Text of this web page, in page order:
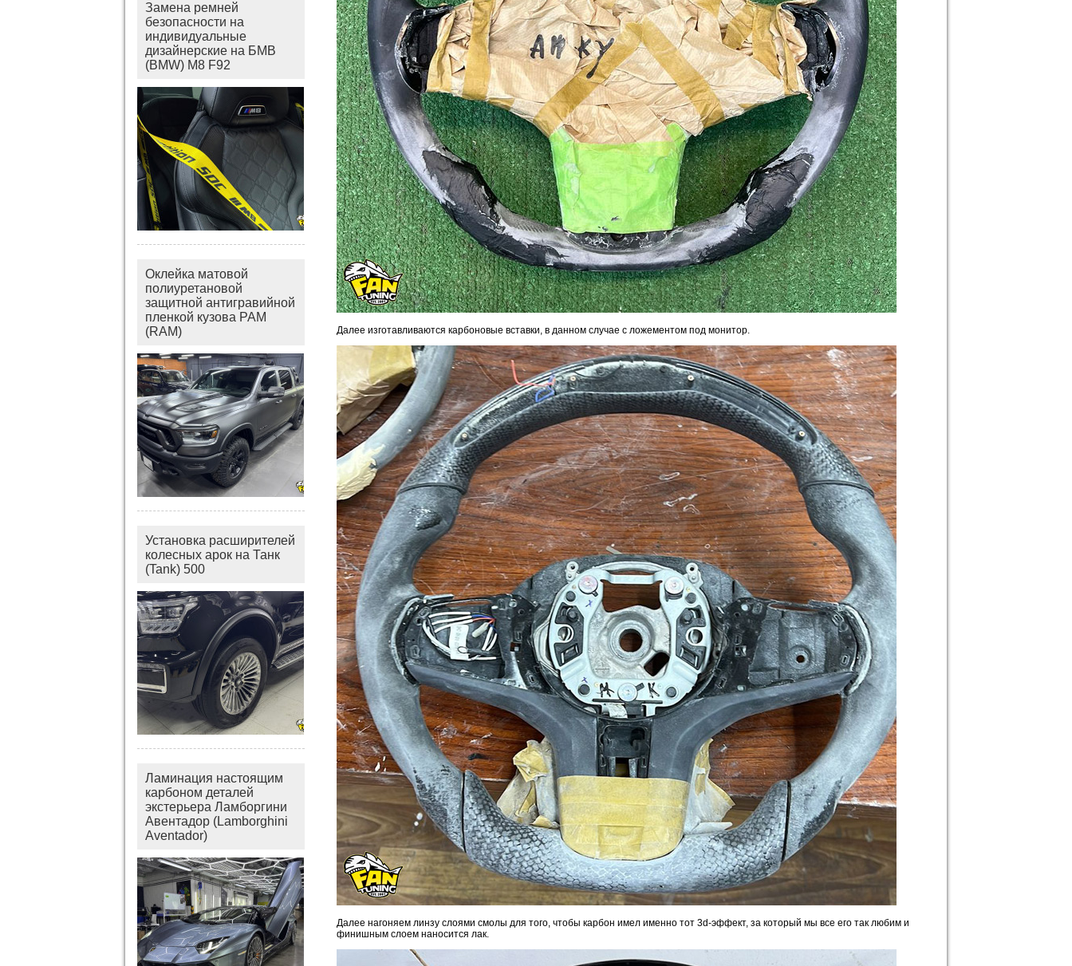
Замена ремней
безопасности на
индивидуальные
дизайнерские на БМВ
(BMW) M8 F92
Оклейка матовой
полиуретановой
защитной антигравийной
пленкой кузова РАМ
(RAM)
Установка расширителей
колесных арок на Танк
(Tank) 500
Ламинация настоящим
карбоном деталей
экстерьера Ламборгини
Авентадор (Lamborghini
Aventador)
Далее изготавливаются карбоновые вставки, в данном случае с ложементом под монитор.
Далее нагоняем линзу слоями смолы для того, чтобы карбон имел именно тот 3d-эффект, за который мы все его так любим и
финишным слоем наносится лак.